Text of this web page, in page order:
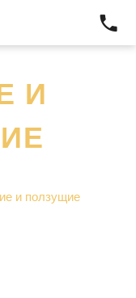
И
и ползущие